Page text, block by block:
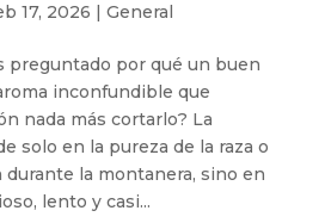
17, 2026 | General
preguntado por qué un buen
inconfundible que
nada más cortarlo? La
solo en la pureza de la raza o
la montanera, sino en
lento y casi...